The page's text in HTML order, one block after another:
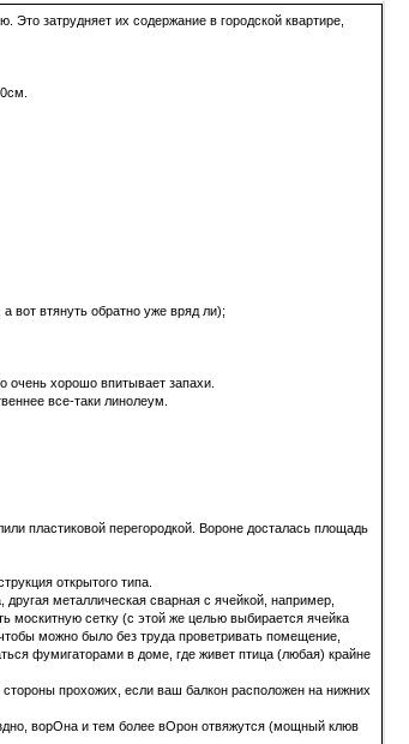
затрудняет их содержание в городской квартире,
вот втянуть обратно уже вряд ли);
очень хорошо впитывает запахи.
все-таки линолеум.
пластиковой перегородкой. Вороне досталась площадь
открытого типа.
металлическая сварная с ячейкой, например,
москитную сетку (с этой же целью выбирается ячейка
можно было без труда проветривать помещение,
фумигаторами в доме, где живет птица (любая) крайне
прохожих, если ваш балкон расположен на нижних
ворОна и тем более вОрон отвяжутся (мощный клюв